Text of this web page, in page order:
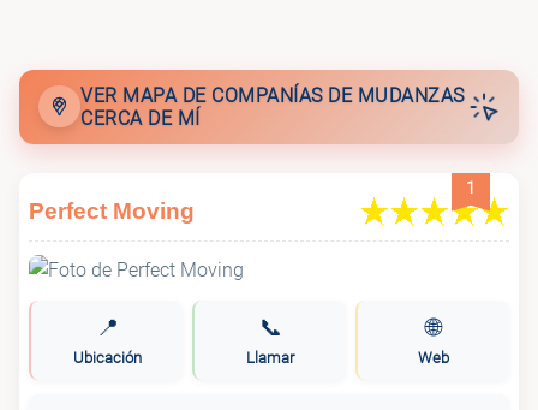
VER MAPA DE COMPANÍAS DE MUDANZAS
CERCA DE MÍ
1
Perfect Moving
📍
Ubicación
📞
Llamar
🌐
Web